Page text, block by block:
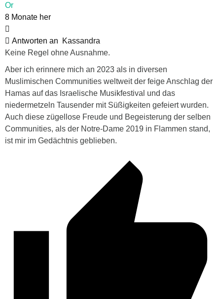
Or
8 Monate her
Antworten an
Kassandra
Keine Regel ohne Ausnahme.
Aber ich erinnere mich an 2023 als in diversen
Muslimischen Communities weltweit der feige Anschlag der
Hamas auf das Israelische Musikfestival und das
niedermetzeln Tausender mit Süßigkeiten gefeiert wurden.
Auch diese zügellose Freude und Begeisterung der selben
Communities, als der Notre-Dame 2019 in Flammen stand,
ist mir im Gedächtnis geblieben.